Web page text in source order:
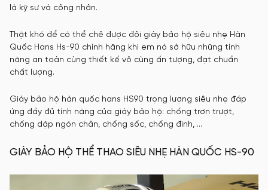
là kỹ sư và công nhân.
Thật khó để có thể chê được đôi giày bảo hộ siêu nhẹ Hàn
Quốc Hans Hs-90 chính hãng khi em nó sở hữu những tính
năng an toàn cùng thiết kế vô cùng ấn tượng, đạt chuẩn
chất lượng.
Giày bảo hộ hàn quốc hans HS90 trọng lượng siêu nhẹ đáp
ứng đầy đủ tính năng của giày bảo hộ: chống trơn trượt,
chống dập ngón chân, chống sốc, chống đinh, …
GIÀY BẢO HỘ THỂ THAO SIÊU NHẸ HÀN QUỐC HS-90